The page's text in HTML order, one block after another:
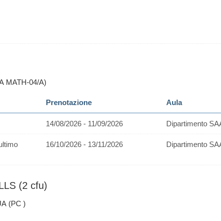
MATH-04/A)
Prenotazione Aula
14/08/2026 - 11/09/2026 Dipartimento
16/10/2026 - 13/11/2026 Dipartimento
(2 cfu)
(PC )